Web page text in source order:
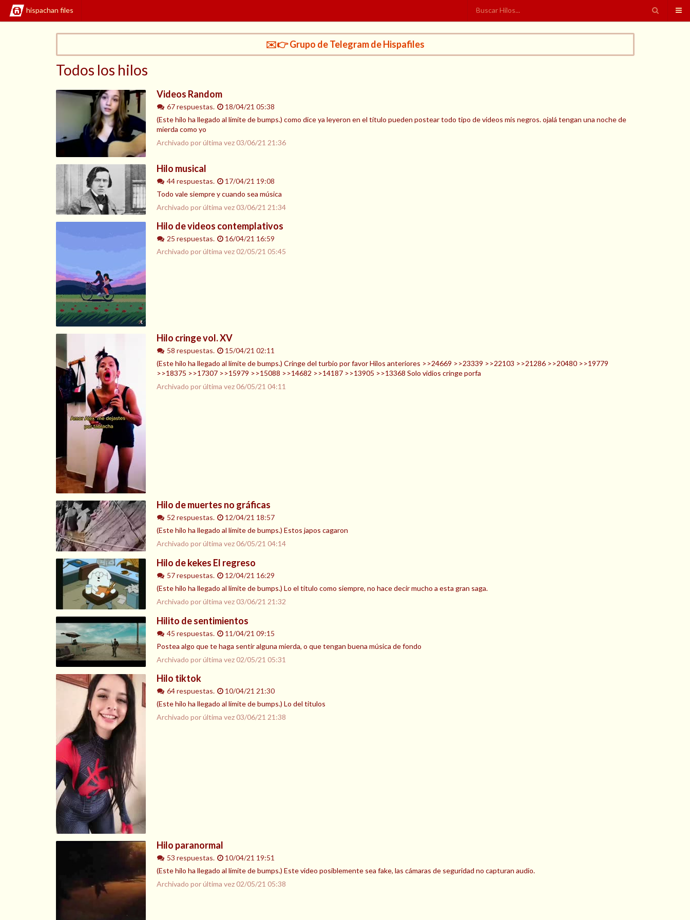
hispachan files
✉️👉 Grupo de Telegram de Hispafiles
Todos los hilos
Videos Random
67 respuestas.
18/04/21 05:38
(Este hilo ha llegado al límite de bumps.) como dice ya leyeron en el título pueden postear todo tipo de videos mis negros. ojalá tengan una noche de
mierda como yo
Archivado por última vez03/06/21 21:36
Hilo musical
44 respuestas.
17/04/21 19:08
Todo vale siempre y cuando sea música
Archivado por última vez03/06/21 21:34
Hilo de videos contemplativos
25 respuestas.
16/04/21 16:59
Archivado por última vez02/05/21 05:45
Hilo cringe vol. XV
58 respuestas.
15/04/21 02:11
(Este hilo ha llegado al límite de bumps.) Cringe del turbio por favor Hilos anteriores >>24669 >>23339 >>22103 >>21286 >>20480 >>19779
>>18375 >>17307 >>15979 >>15088 >>14682 >>14187 >>13905 >>13368 Solo vidios cringe porfa
Archivado por última vez06/05/21 04:11
Hilo de muertes no gráficas
52 respuestas.
12/04/21 18:57
(Este hilo ha llegado al límite de bumps.) Estos japos cagaron
Archivado por última vez06/05/21 04:14
Hilo de kekes El regreso
57 respuestas.
12/04/21 16:29
(Este hilo ha llegado al límite de bumps.) Lo el título como siempre, no hace decir mucho a esta gran saga.
Archivado por última vez03/06/21 21:32
Hilito de sentimientos
45 respuestas.
11/04/21 09:15
Postea algo que te haga sentir alguna mierda, o que tengan buena música de fondo
Archivado por última vez02/05/21 05:31
Hilo tiktok
64 respuestas.
10/04/21 21:30
(Este hilo ha llegado al límite de bumps.) Lo del titulos
Archivado por última vez03/06/21 21:38
Hilo paranormal
53 respuestas.
10/04/21 19:51
(Este hilo ha llegado al límite de bumps.) Este video posiblemente sea fake, las cámaras de seguridad no capturan audio.
Archivado por última vez02/05/21 05:38